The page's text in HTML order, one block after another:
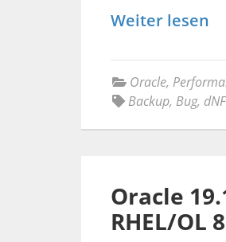
Weiter lesen
Oracle,
Backup, Bug,
Oracle
RHEL/OL 8